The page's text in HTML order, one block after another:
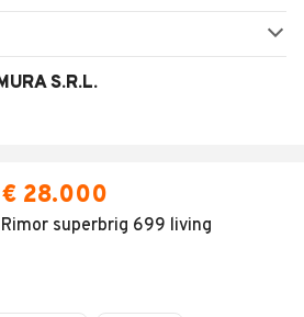
S.R.L.
€ 28.000
Rimor superbrig 699 living